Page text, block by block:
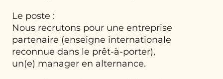
Le poste :
Nous recrutons pour une entreprise
partenaire (enseigne internationale
reconnue dans le prêt-à-porter),
un(e) manager en alternance.